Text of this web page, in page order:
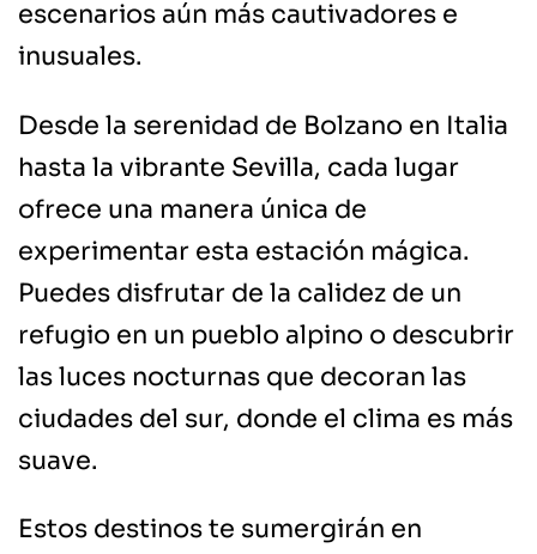
escenarios aún más cautivadores e
inusuales.
Desde la serenidad de Bolzano en Italia
hasta la vibrante Sevilla, cada lugar
ofrece una manera única de
experimentar esta estación mágica.
Puedes disfrutar de la calidez de un
refugio en un pueblo alpino o descubrir
las luces nocturnas que decoran las
ciudades del sur, donde el clima es más
suave.
Estos destinos te sumergirán en